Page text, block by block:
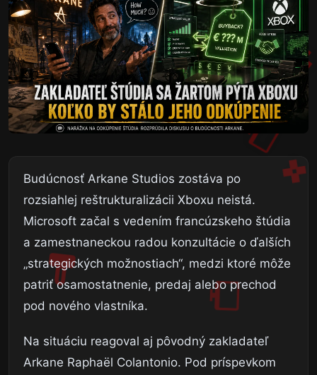
Budúcnosť Arkane Studios zostáva po
rozsiahlej reštrukturalizácii Xboxu neistá.
Microsoft začal s vedením francúzskeho štúdia
a zamestnaneckou radou konzultácie o ďalších
„strategických možnostiach“, medzi ktoré môže
patriť osamostatnenie, predaj alebo prechod
pod nového vlastníka.
Na situáciu reagoval aj pôvodný zakladateľ
Arkane Raphaël Colantonio. Pod príspevkom